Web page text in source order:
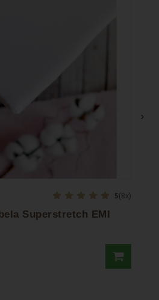
5(8x)
Superstretch EMI
›